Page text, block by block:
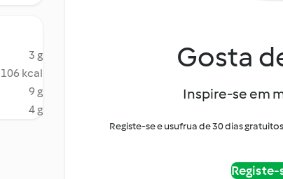
3 g
kcal
9 g
4 g
Gosta
Inspire-se em
Registe-se e usufrua de 30 dias